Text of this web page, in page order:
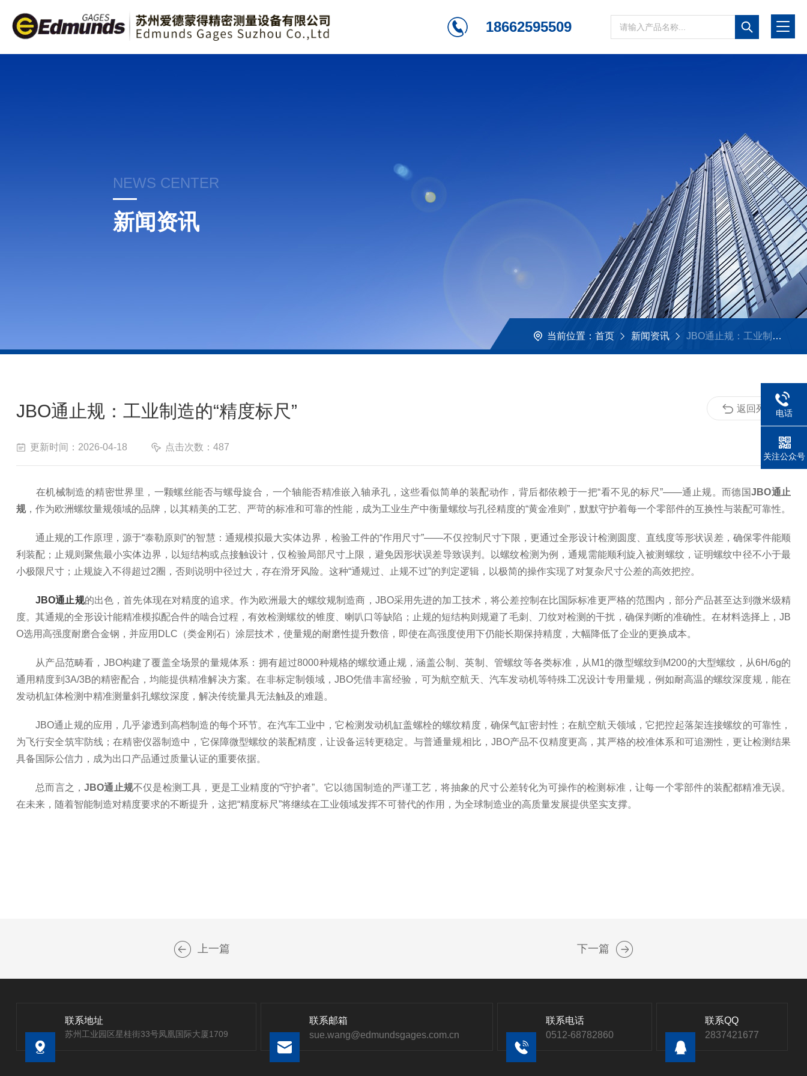
18662595509
NEWS CENTER
新闻资讯
当前位置： 首页 新闻资讯 JBO通止规：工业制造的“精度标尺”
JBO通止规：工业制造的“精度标尺”
更新时间：2026-04-18 点击次数：487
在机械制造的精密世界里，一颗螺丝能否与螺母旋合，一个轴能否精准嵌入轴承孔，这些看似简单的装配动作，背后都依赖于一把“看不见的标尺”——通止规。而德国JBO通止
规，作为欧洲螺纹量规领域的品牌，以其精美的工艺、严苛的标准和可靠的性能，成为工业生产中衡量螺纹与孔径精度的“黄金准则”，默默守护着每一个零部件的互换性与装配可靠性。
通止规的工作原理，源于“泰勒原则”的智慧：通规模拟最大实体边界，检验工件的“作用尺寸”——不仅控制尺寸下限，更通过全形设计检测圆度、直线度等形状误差，确保零件能顺
利装配；止规则聚焦最小实体边界，以短结构或点接触设计，仅检验局部尺寸上限，避免因形状误差导致误判。以螺纹检测为例，通规需能顺利旋入被测螺纹，证明螺纹中径不小于最
小极限尺寸；止规旋入不得超过2圈，否则说明中径过大，存在滑牙风险。这种“通规过、止规不过”的判定逻辑，以极简的操作实现了对复杂尺寸公差的高效把控。
JBO通止规的出色，首先体现在对精度的追求。作为欧洲最大的螺纹规制造商，JBO采用先进的加工技术，将公差控制在比国际标准更严格的范围内，部分产品甚至达到微米级精
度。其通规的全形设计能精准模拟配合件的啮合过程，有效检测螺纹的锥度、喇叭口等缺陷；止规的短结构则规避了毛刺、刀纹对检测的干扰，确保判断的准确性。在材料选择上，JB
O选用高强度耐磨合金钢，并应用DLC（类金刚石）涂层技术，使量规的耐磨性提升数倍，即使在高强度使用下仍能长期保持精度，大幅降低了企业的更换成本。
从产品范畴看，JBO构建了覆盖全场景的量规体系：拥有超过8000种规格的螺纹通止规，涵盖公制、英制、管螺纹等各类标准，从M1的微型螺纹到M200的大型螺纹，从6H/6g的
通用精度到3A/3B的精密配合，均能提供精准解决方案。在非标定制领域，JBO凭借丰富经验，可为航空航天、汽车发动机等特殊工况设计专用量规，例如耐高温的螺纹深度规，能在
发动机缸体检测中精准测量斜孔螺纹深度，解决传统量具无法触及的难题。
JBO通止规的应用，几乎渗透到高档制造的每个环节。在汽车工业中，它检测发动机缸盖螺栓的螺纹精度，确保气缸密封性；在航空航天领域，它把控起落架连接螺纹的可靠性，
为飞行安全筑牢防线；在精密仪器制造中，它保障微型螺纹的装配精度，让设备运转更稳定。与普通量规相比，JBO产品不仅精度更高，其严格的校准体系和可追溯性，更让检测结果
具备国际公信力，成为出口产品通过质量认证的重要依据。
总而言之，JBO通止规不仅是检测工具，更是工业精度的“守护者”。它以德国制造的严谨工艺，将抽象的尺寸公差转化为可操作的检测标准，让每一个零部件的装配都精准无误。
在未来，随着智能制造对精度要求的不断提升，这把“精度标尺”将继续在工业领域发挥不可替代的作用，为全球制造业的高质量发展提供坚实支撑。
返回列表
上一篇 下一篇
联系地址
苏州工业园区星桂街33号凤凰国际大厦1709
联系邮箱
sue.wang@edmundsgages.com.cn
联系电话
0512-68782860
联系QQ
2837421677
电话
关注公众号